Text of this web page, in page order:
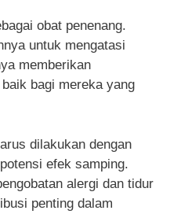
obat penenang.
untuk mengatasi
memberikan
bagi mereka yang
dilakukan dengan
efek samping.
alergi dan tidur
penting dalam